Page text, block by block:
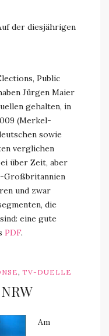
der diesjährigen
Public
Jürgen Maier
gehalten, in
(Merkel-
sowie
verglichen
über Zeit, aber
Großbritannien
und zwar
die
eine gute
PDF.
, TV-DUELLE
Am